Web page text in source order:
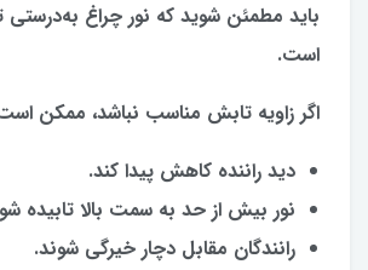
باید مطمئن شوید که نور چراغ به‌درستی
است.
اگر زاویه تابش مناسب نباشد، ممکن
دید راننده کاهش پیدا کند.
نور بیش از حد به سمت بالا تابیده
رانندگان مقابل دچار خیرگی شوند.